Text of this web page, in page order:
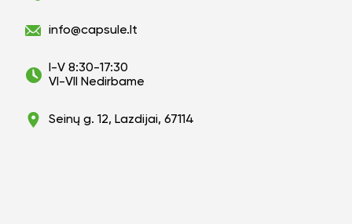
info@capsule.lt
I-V 8:30-17:30
VI-VII Nedirbame
Seinų g. 12, Lazdijai, 67114